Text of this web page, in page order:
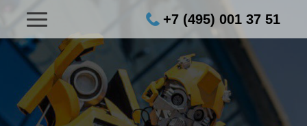
+7 (495) 001 37 51